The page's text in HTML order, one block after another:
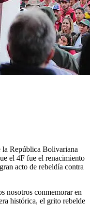
la República Bolivariana
el 4F fue el renacimiento
acto de rebeldía contra
nosotros conmemorar en
histórica, el grito rebelde